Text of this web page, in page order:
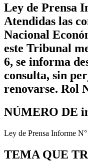
Ley de Prensa
Atendidas las
Nacional
este Tribunal
6, se informa
consulta, sin
renovarse. Rol
NÚMERO DE
Ley de Prensa Informe
TEMA QUE